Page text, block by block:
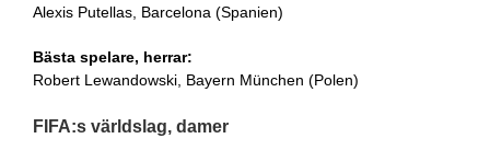
Alexis Putellas, Barcelona (Spanien)
Bästa spelare, herrar:
Robert Lewandowski, Bayern München (Polen)
FIFA:s världslag, damer